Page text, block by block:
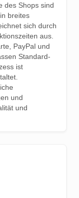
des Shops sind
breites
sich durch
aus.
PayPal und
Standard-
ist
und
und